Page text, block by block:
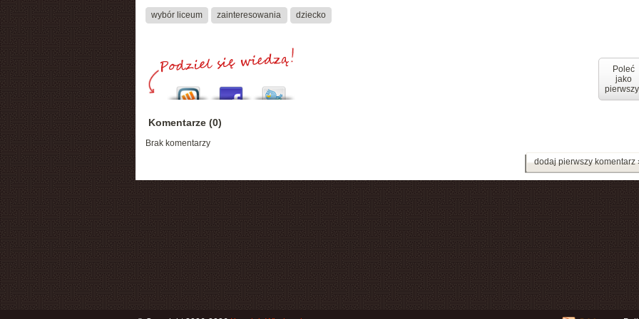
wybór liceum zainteresowania dziecko
Poleć
jako
Komentarze (0)
Brak komentarzy
dodaj pierwszy komentarz